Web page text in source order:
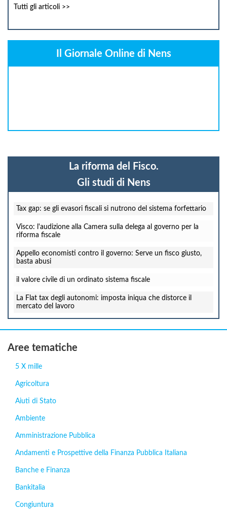
Tutti gli articoli >>
Il Giornale Online di Nens
La riforma del Fisco.
Gli studi di Nens
Tax gap: se gli evasori fiscali si nutrono del sistema forfettario
Visco: l'audizione alla Camera sulla delega al governo per la
riforma fiscale
Appello economisti contro il governo: Serve un fisco giusto,
basta abusi
il valore civile di un ordinato sistema fiscale
La Flat tax degli autonomi: imposta iniqua che distorce il
mercato del lavoro
Aree tematiche
5 X mille
Agricoltura
Aiuti di Stato
Ambiente
Amministrazione Pubblica
Andamenti e Prospettive della Finanza Pubblica Italiana
Banche e Finanza
Bankitalia
Congiuntura